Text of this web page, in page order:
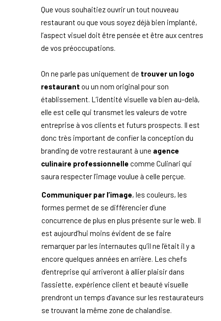
Que vous souhaitiez ouvrir un tout nouveau
restaurant ou que vous soyez déjà bien implanté,
l’aspect visuel doit être pensée et être aux centres
de vos préoccupations.
On ne parle pas uniquement de trouver un logo
restaurant ou un nom original pour son
établissement. L’identité visuelle va bien au-delà,
elle est celle qui transmet les valeurs de votre
entreprise à vos clients et futurs prospects. Il est
donc très important de confier la conception du
branding de votre restaurant à une agence
culinaire professionnelle comme Culinari qui
saura respecter l’image voulue à celle perçue.
Communiquer par l’image, les couleurs, les
formes permet de se différencier d’une
concurrence de plus en plus présente sur le web. Il
est aujourd’hui moins évident de se faire
remarquer par les internautes qu’il ne l’était il y a
encore quelques années en arrière. Les chefs
d’entreprise qui arriveront à allier plaisir dans
l’assiette, expérience client et beauté visuelle
prendront un temps d’avance sur les restaurateurs
se trouvant la même zone de chalandise.